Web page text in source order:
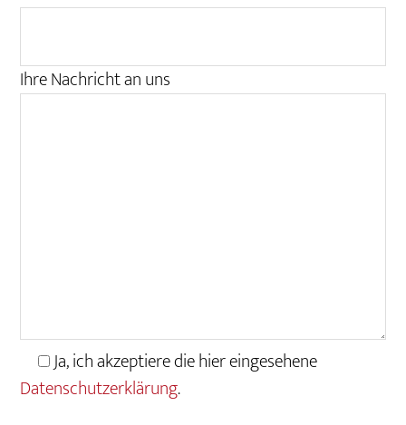
Ihre Nachricht an uns
Ja, ich akzeptiere die hier eingesehene
Datenschutzerklärung.